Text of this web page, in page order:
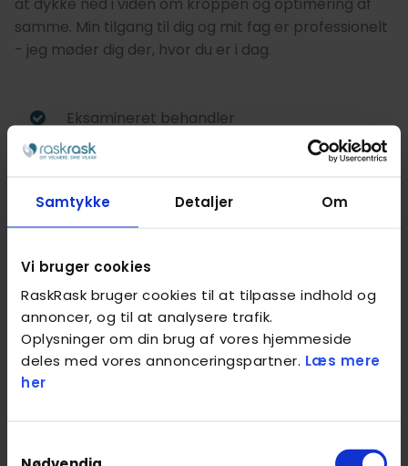
Samtykke Detaljer Om
Vi bruger cookies
RaskRask bruger cookies til at tilpasse indhold og
annoncer, og til at analysere trafik.
Oplysninger om din brug af vores hjemmeside
deles med vores annonceringspartner. Læs mere
her
samme. Min tilgang til dig og mit fag er professionelt
- jeg møder dig der, hvor du er i dag.
Eksamineret behandler
Baggrundstjekket
Sportsmassage
Fysiurgisk massage